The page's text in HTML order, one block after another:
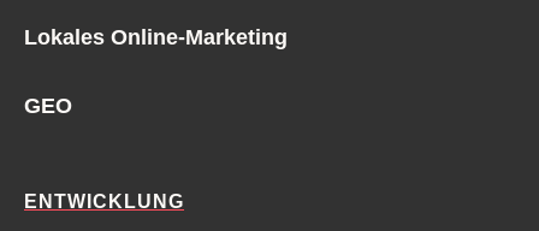
Lokales Online-Marketing
GEO
ENTWICKLUNG